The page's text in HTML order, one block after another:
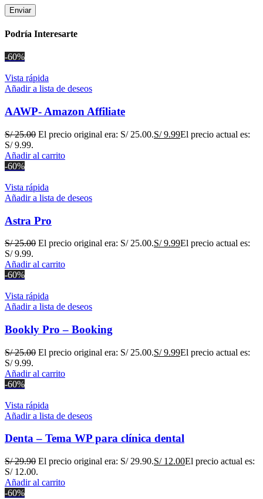
Podría Interesarte
-60%
Vista rápida
Añadir a lista de deseos
AAWP- Amazon Affiliate
S/25.00 El precio original era: S/ 25.00.S/9.99El precio actual es:
S/ 9.99.
Añadir al carrito
-60%
Vista rápida
Añadir a lista de deseos
Astra Pro
S/25.00 El precio original era: S/ 25.00.S/9.99El precio actual es:
S/ 9.99.
Añadir al carrito
-60%
Vista rápida
Añadir a lista de deseos
Bookly Pro – Booking
S/25.00 El precio original era: S/ 25.00.S/9.99El precio actual es:
S/ 9.99.
Añadir al carrito
-60%
Vista rápida
Añadir a lista de deseos
Denta – Tema WP para clínica dental
S/29.90 El precio original era: S/ 29.90.S/12.00El precio actual es:
S/ 12.00.
Añadir al carrito
-60%